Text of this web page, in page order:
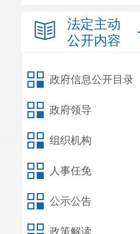
法定主动
公开内容
政府信息公开目录
政府领导
组织机构
人事任免
公示公告
政策解读